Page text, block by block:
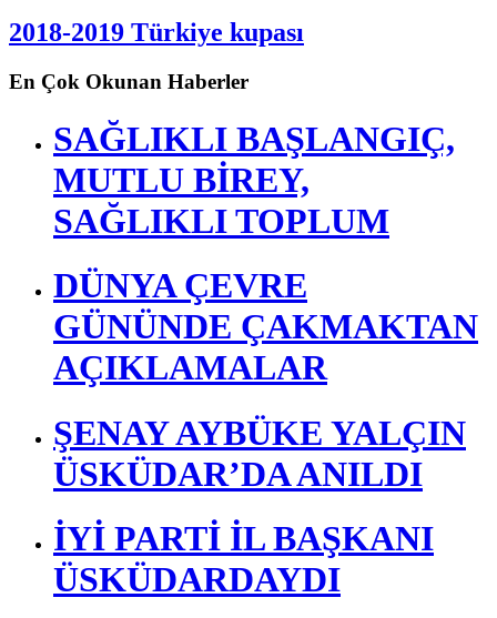
2018-2019 Türkiye kupası
En Çok Okunan Haberler
SAĞLIKLI BAŞLANGIÇ,
MUTLU BİREY,
SAĞLIKLI TOPLUM
DÜNYA ÇEVRE
GÜNÜNDE ÇAKMAKTAN
AÇIKLAMALAR
ŞENAY AYBÜKE YALÇIN
ÜSKÜDAR’DA ANILDI
İYİ PARTİ İL BAŞKANI
ÜSKÜDARDAYDI